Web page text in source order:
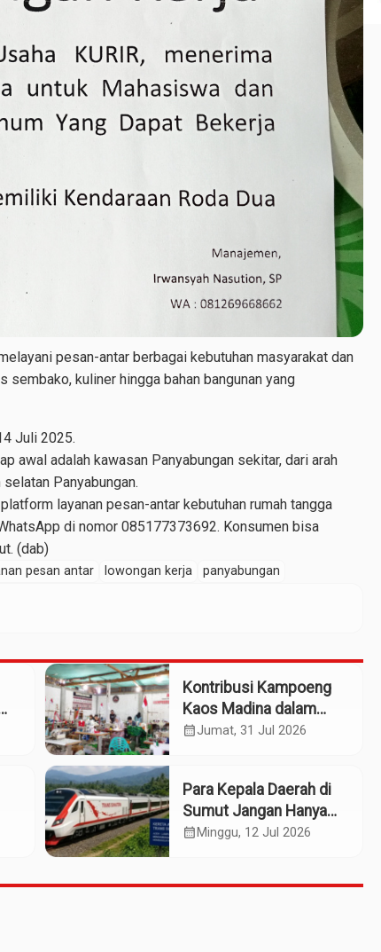
pesan-antar berbagai kebutuhan masyarakat dan
sembako, kuliner hingga bahan bangunan yang
Juli 2025.
awal adalah kawasan Panyabungan sekitar, dari arah
Panyabungan.
layanan pesan-antar kebutuhan rumah tangga
di nomor 085177373692. Konsumen bisa
(dab)
pesan antar lowongan kerja panyabungan
Kontribusi Kampoeng
Kaos Madina dalam
Industri Budaya dan
calendar_monthJumat, 31 Jul 2026
Para Kepala Daerah di
Sumut Jangan Hanya
Meratapi Minimnya
calendar_month Minggu, 12 Jul 2026